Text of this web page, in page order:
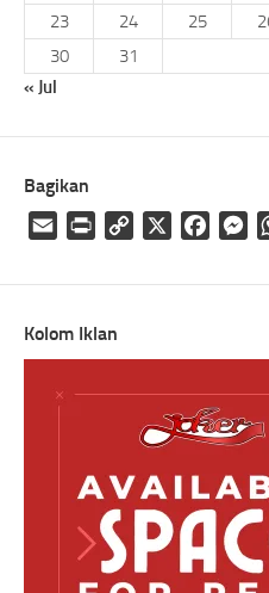
23
24 25
30
31
« Jul
Bagikan
Email
Print
Copy
Kolom Iklan